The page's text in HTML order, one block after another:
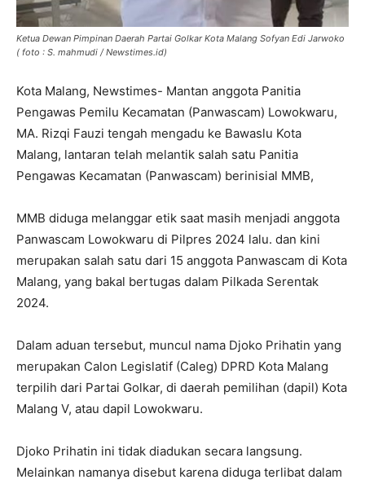
Ketua Dewan Pimpinan Daerah Partai Golkar Kota Malang Sofyan Edi Jarwoko
( foto : S. mahmudi / Newstimes.id)
Kota Malang, Newstimes- Mantan anggota Panitia
Pengawas Pemilu Kecamatan (Panwascam) Lowokwaru,
MA. Rizqi Fauzi tengah mengadu ke Bawaslu Kota
Malang, lantaran telah melantik salah satu Panitia
Pengawas Kecamatan (Panwascam) berinisial MMB,
MMB diduga melanggar etik saat masih menjadi anggota
Panwascam Lowokwaru di Pilpres 2024 lalu. dan kini
merupakan salah satu dari 15 anggota Panwascam di Kota
Malang, yang bakal bertugas dalam Pilkada Serentak
2024.
Dalam aduan tersebut, muncul nama Djoko Prihatin yang
merupakan Calon Legislatif (Caleg) DPRD Kota Malang
terpilih dari Partai Golkar, di daerah pemilihan (dapil) Kota
Malang V, atau dapil Lowokwaru.
Djoko Prihatin ini tidak diadukan secara langsung.
Melainkan namanya disebut karena diduga terlibat dalam